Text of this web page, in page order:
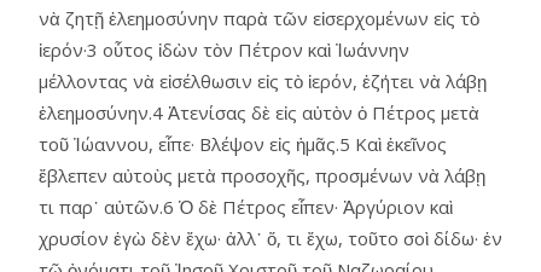
νὰ ζητῇ ἐλεημοσύνην παρὰ τῶν εἰσερχομένων εἰς τὸ
ἱερόν·3 οὗτος ἰδὼν τὸν Πέτρον καὶ Ἰωάννην
μέλλοντας νὰ εἰσέλθωσιν εἰς τὸ ἱερόν, ἐζήτει νὰ λάβῃ
ἐλεημοσύνην.4 Ἀτενίσας δὲ εἰς αὐτὸν ὁ Πέτρος μετὰ
τοῦ Ἰώαννου, εἶπε· Βλέψον εἰς ἡμᾶς.5 Καὶ ἐκεῖνος
ἔβλεπεν αὐτοὺς μετὰ προσοχῆς, προσμένων νὰ λάβῃ
τι παρ᾿ αὐτῶν.6 Ὁ δὲ Πέτρος εἶπεν· Ἀργύριον καὶ
χρυσίον ἐγὼ δὲν ἔχω· ἀλλ᾿ ὅ, τι ἔχω, τοῦτο σοὶ δίδω· ἐν